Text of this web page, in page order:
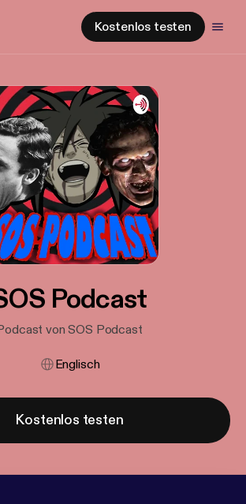
Kostenlos testen
Podcast
von SOS Podcast
Englisch
Kostenlos testen